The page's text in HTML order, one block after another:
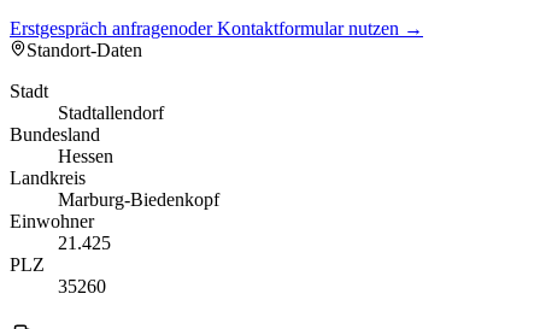
Erstgespräch anfragenoder Kontaktformular nutzen →
Standort-Daten
Stadt
Stadtallendorf
Bundesland
Hessen
Landkreis
Marburg-Biedenkopf
Einwohner
21.425
PLZ
35260